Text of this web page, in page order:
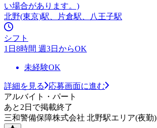
い場合があります。)
北野(東京)駅、片倉駅、八王子駅
シフト
1日8時間 週3日からOK
未経験OK
詳細を見る
応募画面に進む
アルバイト・パート
あと2日で掲載終了
三和警備保障株式会社 北野駅エリア(夜勤)